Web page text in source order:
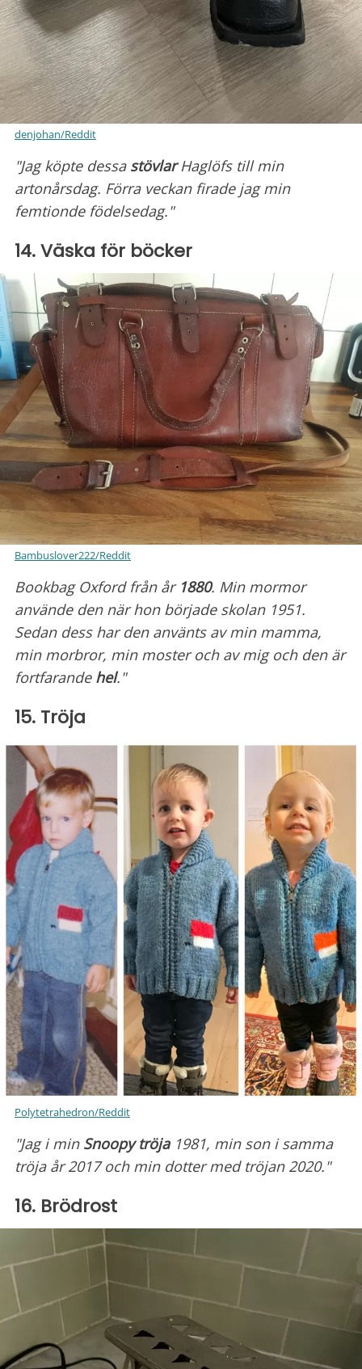
denjohan/Reddit
"Jag köpte dessa stövlarHaglöfs till min
artonårsdag. Förra veckan firade jag min
femtionde födelsedag."
14. Väska för böcker
Bambuslover222/Reddit
Bookbag Oxford från år 1880. Min mormor
använde den när hon började skolan 1951.
Sedan dess har den använts av min mamma,
min morbror, min moster och av mig och den är
fortfarande hel."
15. Tröja
Polytetrahedron/Reddit
"Jag i min Snoopy tröja1981, min son i samma
tröja år 2017 och min dotter med tröjan 2020."
16. Brödrost